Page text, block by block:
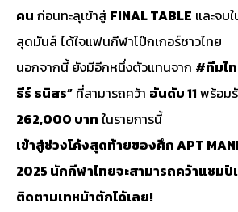
คน ก่อนทะลุเข้าสู่ FINAL TABLE และจบใ
สุดมันส์ ได้ใจแฟนกีฬาโป๊กเกอร์ชาวไทย
นอกจากนี้ ยังมีอีกหนึ่งตัวแทนจาก #ทีมไ
ธีร์ ธนิสร” ที่สามารถคว้า อันดับ 11 พร้อม
262,000 บาท ในรายการนี้
เข้าสู่ช่วงโค้งสุดท้ายของศึก APT
2025 นักกีฬาไทยจะสามารถคว้าแชมป์
ติดตามเทหน้าตักได้เลย!